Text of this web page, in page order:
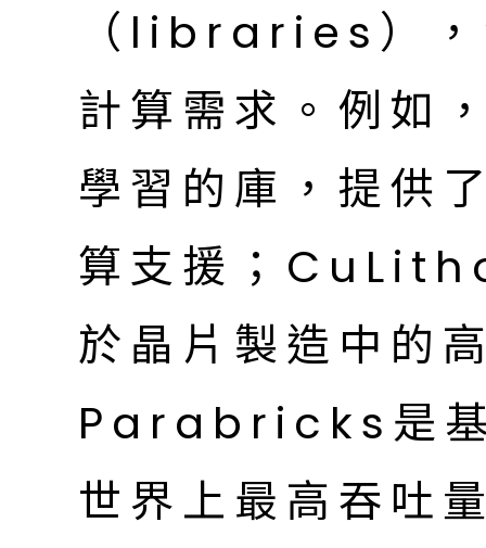
（libraries），
計算需求。例如
學習的庫，提供
算支援；
於晶片製造中的
Parabricks是基
世界上最高吞吐